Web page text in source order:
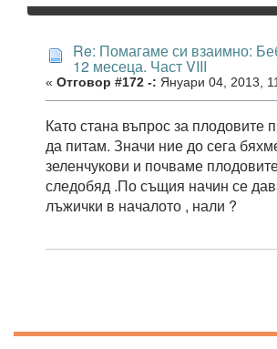
Re: Помагаме си взаимно:
12 месеца. Част VIII
« Отговор #172 -: Януари 04, 2013,
Като стана въпрос за плодовите
да питам. Значи ние до сега
зеленчукови и почваме
следобяд .По същия начин се
лъжички в началото , нали ?